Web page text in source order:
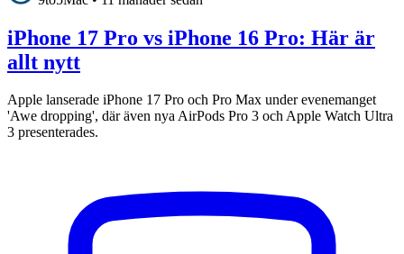
iPhone 17 Pro vs iPhone 16 Pro: Här är
allt nytt
Apple lanserade iPhone 17 Pro och Pro Max under evenemanget
'Awe dropping', där även nya AirPods Pro 3 och Apple Watch Ultra
3 presenterades.